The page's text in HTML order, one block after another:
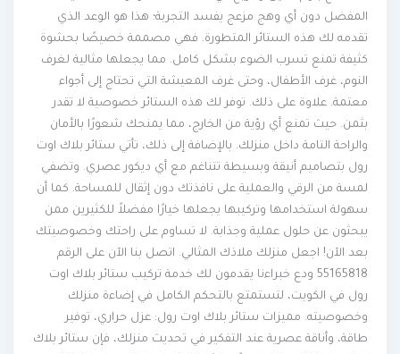
المفضل دون أي وهج مزعج يفسد التجربة؛ هذا هو الوعد الذي
تقدمه لك هذه الستائر المتطورة. فهي مصممة خصيصًا بحشوة
كثيفة تمنع تسرب الضوء بشكل كامل. مما يجعلها مثالية لغرف
النوم، غرف الأطفال، وحتى غرف المعيشة التي تحتاج إلى أجواء
معتمة. علاوة على ذلك. توفر لك هذه الستائر خصوصية لا تقدر
بثمن. حيث تمنع أي رؤية من الخارج، مما يمنحك شعورًا بالأمان
والراحة التامة داخل منزلك. بالإضافة إلى ذلك، تأتي ستائر بلاك اوت
رول بتصاميم أنيقة وبسيطة تتناغم مع أي ديكور عصري. وتضفي
لمسة من الرقي والعملية على نافذتك دون إثقال للمساحة. كما أن
سهولة استخدامها وتركيبها يجعلها خيارًا مفضلاً للكثيرين ممن
يبحثون عن حلول عملية وجذابة. لا تساوم على راحتك وخصوصيتك
بعد الآن! اجعل منزلك ملاذك المثالي. اتصل بنا الآن على الرقم
55165818 ودع خبراءنا يقدمون لك خدمة تركيب ستائر بلاك اوت
رول في الكويت، لتستمتع بالتحكم الكامل في إضاءة منزلك
وخصوصيته. مميزات ستائر بلاك اوت رول: عزل حراري، توفير
طاقة، وأناقة عصرية عند التفكير في تحديث منزلك، فإن ستائر بلاك